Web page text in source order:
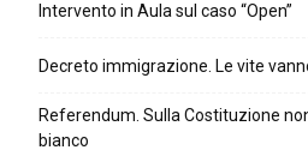
Intervento in Aula sul caso “Open”
Decreto immigrazione. Le vite
Referendum. Sulla Costituzione
bianco